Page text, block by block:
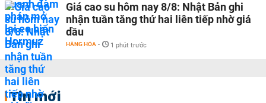
Giá cao su hôm nay 8/8: Nhật Bản ghi
nhận tuần tăng thứ hai liên tiếp nhờ giá
dầu
HÀNG HÓA - 1 phút trước
Tin mới